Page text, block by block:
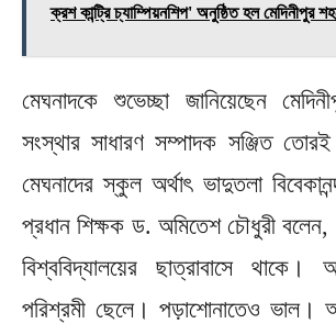
ক্রশ কান্ট্রি চ্যাম্পিয়নশিপ' অনুষ্ঠিত হল মেদিনীপুর
মেঘনাদকে শুভেচ্ছা জানিয়েছেন
সংস্থার সাধারণ সম্পাদক সঞ্জিত
মেঘনাদের স্কুল অর্থাৎ ভাদুতলা
প্রধান শিক্ষক ড. অমিতেশ চৌধুরী বলেন,
বিশ্ববিদ্যালয়ের ছাত্রাবাসে
পরিশ্রমী ছেলে। পড়াশোনাতেও ভাল।